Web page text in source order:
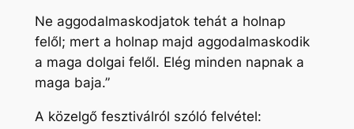
Ne aggodalmaskodjatok tehát a holnap
felől; mert a holnap majd aggodalmaskodik
a maga dolgai felől. Elég minden napnak a
maga baja.”
A közelgő fesztiválról szóló felvétel: